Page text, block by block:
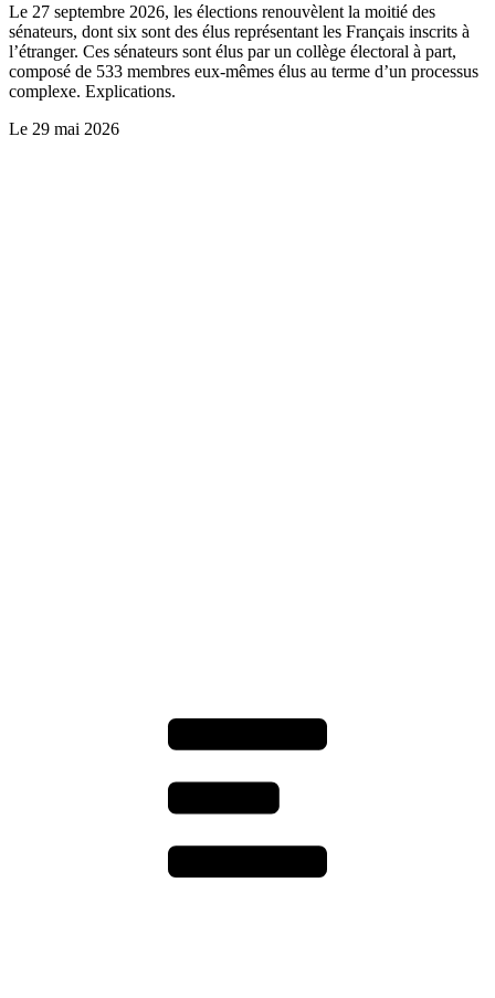
Le 27 septembre 2026, les élections renouvèlent la moitié des
sénateurs, dont six sont des élus représentant les Français inscrits à
l’étranger. Ces sénateurs sont élus par un collège électoral à part,
composé de 533 membres eux-mêmes élus au terme d’un processus
complexe. Explications.
Le 29 mai 2026